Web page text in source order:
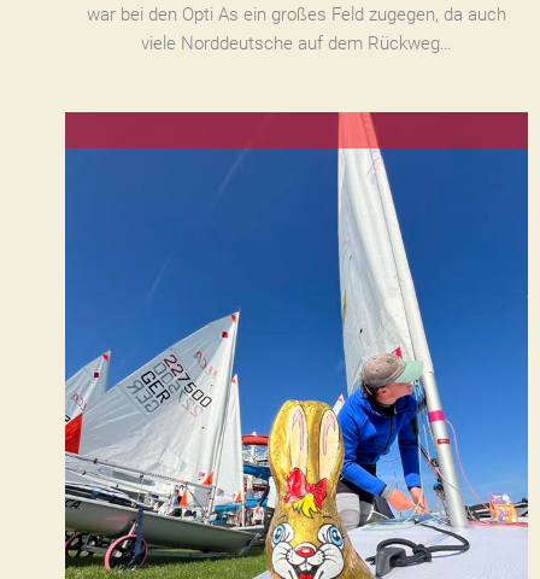
war bei den Opti As ein großes Feld zugegen, da auch
viele Norddeutsche auf dem Rückweg…